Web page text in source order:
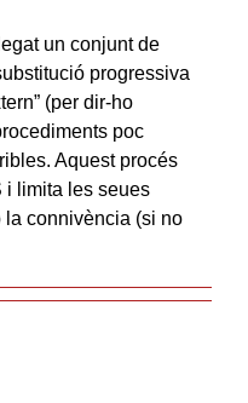
un conjunt de
progressiva
(per dir-ho
poc
Aquest procés
i limita les seues
la connivència (si no